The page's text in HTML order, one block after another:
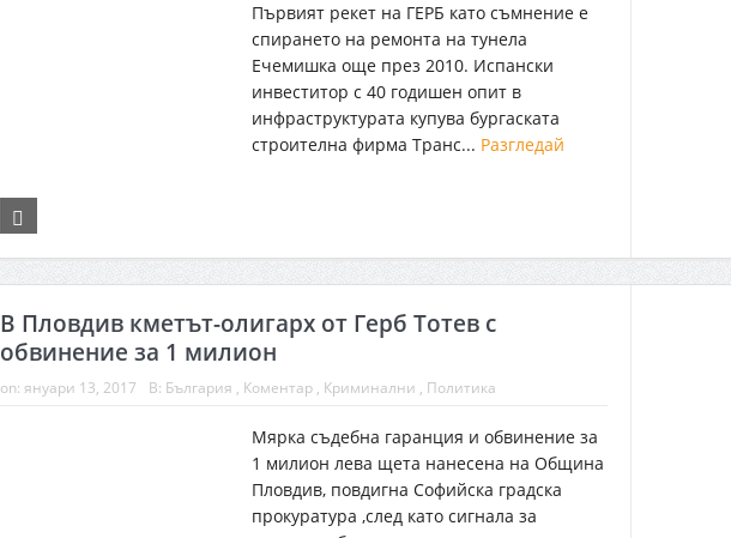
Първият рекет на ГЕРБ като съмнение е
спирането на ремонта на тунела
Ечемишка още през 2010. Испански
инвеститор с 40 годишен опит в
инфраструктурата купува бургаската
строителна фирма Транс... Разгледай
В Пловдив кметът-олигарх от Герб Тотев с
обвинение за 1 милион
on: януари 13, 2017 В: България , Коментар, Криминални , Политика
Мярка съдебна гаранция и обвинение за
1 милион лева щета нанесена на Община
Пловдив, повдигна Софийска градска
прокуратура ,след като сигнала за